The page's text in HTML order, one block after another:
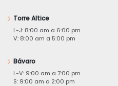
Torre Altice
L-J: 8:00 am a 6:00 pm
V: 8:00 am a 5:00 pm
Bávaro
L-V: 9:00 am a 7:00 pm
S: 9:00 am a 2:00 pm